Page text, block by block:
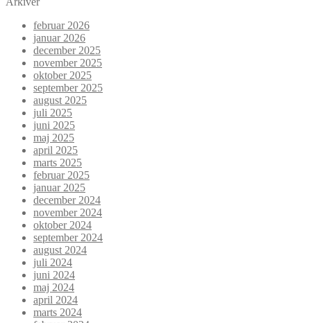
februar 2026
januar 2026
december 2025
november 2025
oktober 2025
september 2025
august 2025
juli 2025
juni 2025
maj 2025
april 2025
marts 2025
februar 2025
januar 2025
december 2024
november 2024
oktober 2024
september 2024
august 2024
juli 2024
juni 2024
maj 2024
april 2024
marts 2024